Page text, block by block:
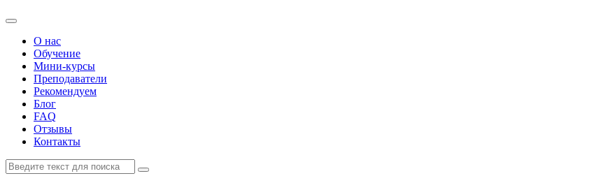
О нас
Обучение
Мини-курсы
Преподаватели
Рекомендуем
Блог
FAQ
Отзывы
Контакты